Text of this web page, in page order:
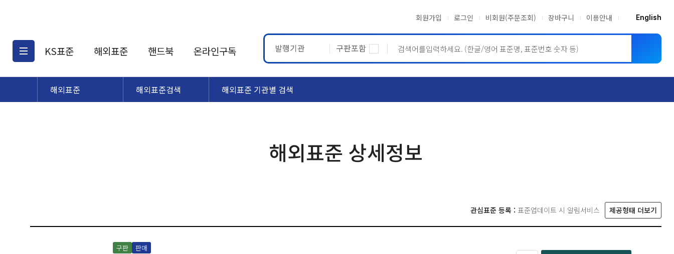
회원가입 로그인 비회원(주문조회) 장바구니 이용안내 English
KS표준
KS표준검색
해외표준
해외표준검색
핸드북 온라인구독 발행기관 구판포함
해외표준 해외표준검색 해외표준 기관별 검색
해외표준 상세정보
관심표준 등록 : 표준업데이트 시 알림서비스 제공형태 더보기
구판 판매